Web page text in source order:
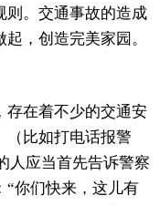
则。交通事故的造成
，创造完美家园。
存在着不少的交通安
（比如打电话报警
人应当首先告诉警察
“你们快来，这儿有